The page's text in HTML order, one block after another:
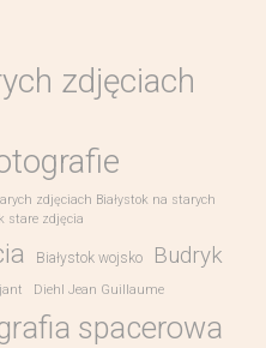
zdjęciach
zdjęciach Białystok na starych
stare zdjęcia
Białystok wojsko Budryk
Diehl Jean Guillaume
spacerowa